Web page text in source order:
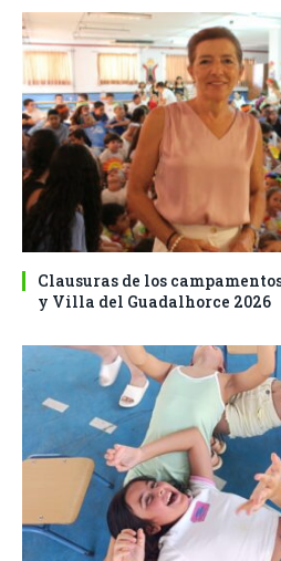
Clausuras de los
y Villa del Guadalhorce 2026